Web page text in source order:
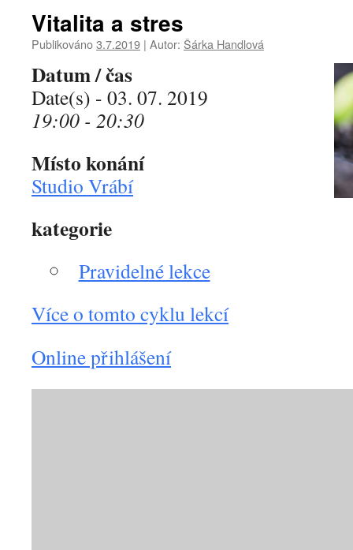
Vitalita a stres
Publikováno3.7.2019 | Autor: Šárka Handlová
Datum / čas
Date(s) - 03. 07. 2019
19:00 - 20:30
Místo konání
Studio Vrábí
kategorie
Pravidelné lekce
Více o tomto cyklu lekcí
Online přihlášení